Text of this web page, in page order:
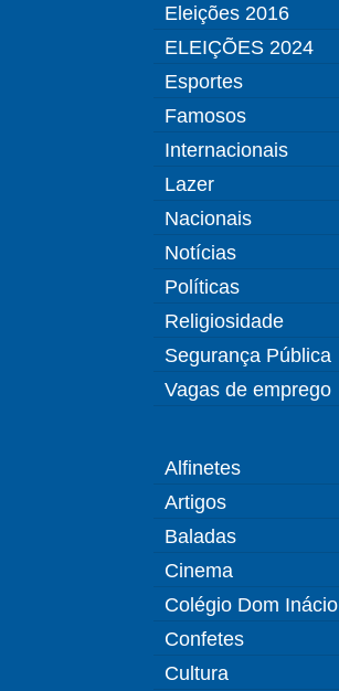
Eleições 2016
ELEIÇÕES 2024
Esportes
Famosos
Internacionais
Lazer
Nacionais
Notícias
Políticas
Religiosidade
Segurança Pública
Vagas de emprego
Alfinetes
Artigos
Baladas
Cinema
Colégio Dom Inácio
Confetes
Cultura